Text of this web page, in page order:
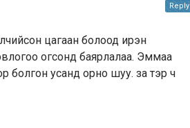
цагаан болоод ирэн
огсонд баярлалаа. Эммаа
болгон усанд орно шуу. за тэр ч
Reply